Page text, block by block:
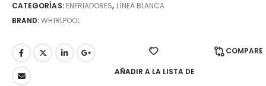
CATEGORÍAS: ENFRIADORES, LÍNEA BLANCA
BRAND:WHIRLPOOL
AÑADIR A LA LISTA DE
COMPARE